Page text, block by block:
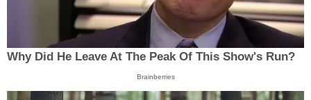
Why Did He Leave At The Peak Of This Show's Run?
Brainberries